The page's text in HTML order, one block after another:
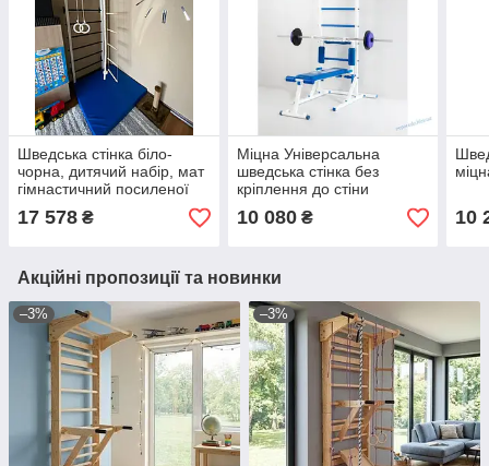
Шведська стінка біло-
чорна, дитячий набір, мат
гімнастичний посиленої
обладнання
17 578 ₴
Міцна Універсальна
шведська стінка без
кріплення до стіни
10 080₴ 10
Акційні пропозиції та новинки
–3% –3%